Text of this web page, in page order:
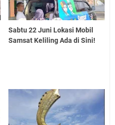
Sabtu 22 Juni Lokasi Mobil
Samsat Keliling Ada di Sini!